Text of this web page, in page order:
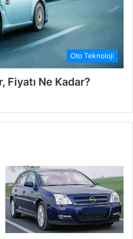
Oto Teknoloji
Fiyatı Ne Kadar?